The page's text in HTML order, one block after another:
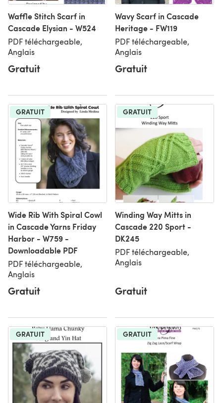
Waffle Stitch Scarf in
Cascade Elysian - W524
PDF téléchargeable,
Anglais
Gratuit
Wavy Scarf in Cascade
Heritage - FW119
PDF téléchargeable,
Anglais
Gratuit
GRATUIT
Wide Rib With Spiral Cowl
in Cascade Yarns Friday
Harbor - W759 -
Downloadable PDF
PDF téléchargeable,
Anglais
Gratuit
GRATUIT
Winding Way Mitts in
Cascade 220 Sport -
DK245
PDF téléchargeable,
Anglais
Gratuit
GRATUIT GRATUIT